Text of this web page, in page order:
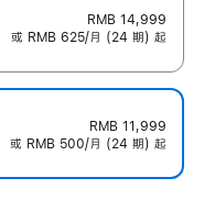
RMB 14,999
或 RMB 625/月 (24 期) 起
RMB 11,999
或 RMB 500/月 (24 期) 起